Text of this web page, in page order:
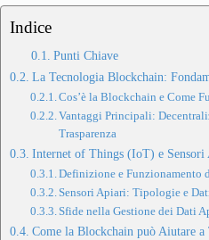
Indice
Punti Chiave
La Tecnologia Blockchain:
Cos’è la Blockchain e Come
Vantaggi Principali:
Trasparenza
Internet of Things (IoT) e Sensori
Definizione e Funzionamento
Sensori Apiari: Tipologie e
Sfide nella Gestione dei Dati
Come la Blockchain può Aiutare